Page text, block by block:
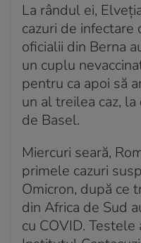
La rândul ei,
cazuri de infectare
oficialii din Berna
un cuplu
pentru ca apoi să
un al treilea caz,
de Basel.
Miercuri seară,
primele cazuri
Omicron, după ce
din Africa de Sud
cu COVID.